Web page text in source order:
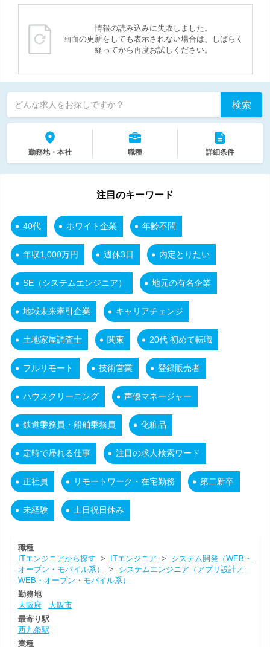
情報の読み込みに失敗しました。
画面の更新をしても表示されない場合は、しばらく
経ってから再度お試しください。
どんな求人をお探しですか？ 検索
勤務地・本社 職種 詳細条件
注目のキーワード
40代 ホワイト企業 年齢不問
年収1,000万円 週休3日 内定とりたい
SE（システムエンジニア） 地元の有名企業
地域未来牽引企業 キャリアチェンジ
土地家屋調査士 関東 20代 初めて転職
フルリモート 技術営業 登録販売者
ハウスクリーニング 声優マネージャー
鉄道乗務員・船舶乗務員 化粧品
定時で帰れる仕事 注目の求人検索ワード
正社員 リモートワーク・在宅勤務 第二新卒
未経験 土日祝日休み
職種
ITエンジニアから探す > ITエンジニア > システム開発（WEB・
オープン・モバイル系）
> システムエンジニア（アプリ設計／
WEB・オープン・モバイル系）
勤務地
大阪府
大阪市
最寄り駅
西九条駅
業種